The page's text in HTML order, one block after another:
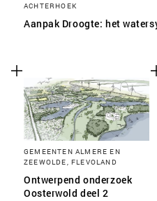
ACHTERHOEK
Aanpak Droogte: het
GEMEENTEN ALMERE EN
ZEEWOLDE, FLEVOLAND
Ontwerpend onderzoek
Oosterwold deel 2